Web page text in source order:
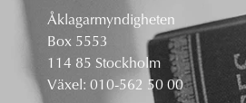
Åklagarmyndigheten
Box 5553
114 85 Stockholm
Växel: 010-562 50 00